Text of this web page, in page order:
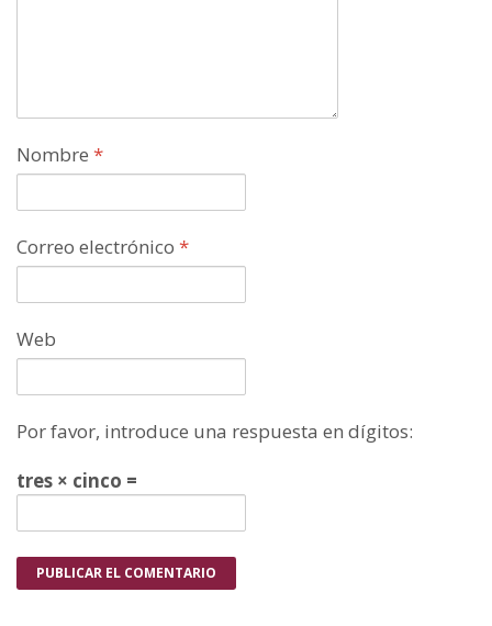
Nombre *
Correo electrónico *
Web
Por favor, introduce una respuesta en dígitos:
tres × cinco =